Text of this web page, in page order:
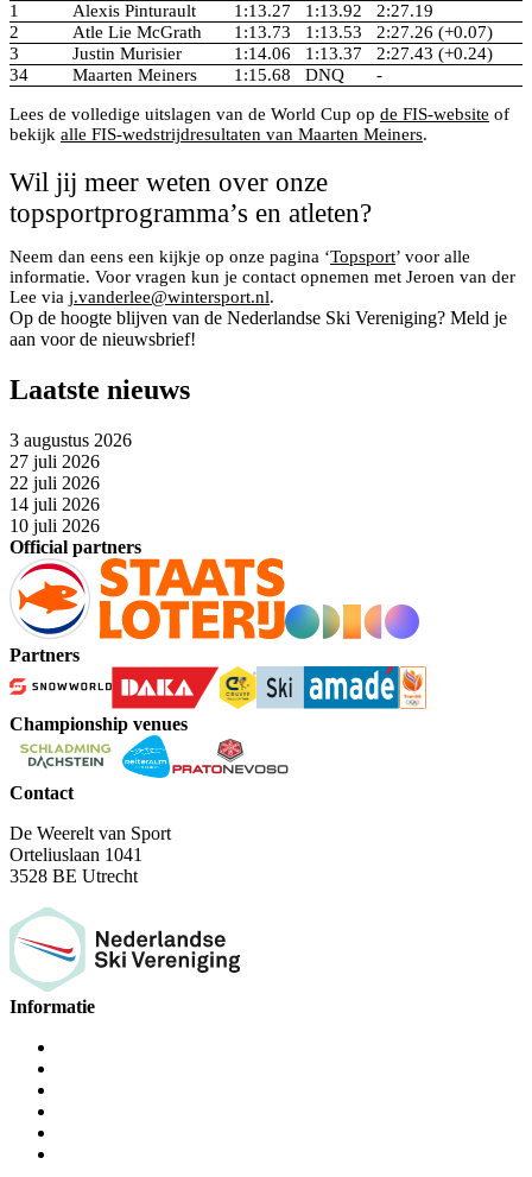
1
Alexis Pinturault 1:13.27 1:13.92
2:27.19
2
Atle Lie McGrath 1:13.73 1:13.53
2:27.26 (+0.07)
3
Justin Murisier 1:14.06 1:13.37
2:27.43 (+0.24)
34
Maarten Meiners 1:15.68 DNQ -
Lees de volledige uitslagen van de World Cup op de FIS-website of
bekijk alle FIS-wedstrijdresultaten van Maarten Meiners.
Wil jij meer weten over onze
topsportprogramma’s en atleten?
Neem dan eens een kijkje op onze pagina ‘Topsport’ voor alle
informatie. Voor vragen kun je contact opnemen met Jeroen van der
Lee via j.vanderlee@wintersport.nl.
Op de hoogte blijven van de Nederlandse Ski Vereniging? Meld je
aan voor de nieuwsbrief!
Laatste nieuws
3 augustus 2026
27 juli 2026
22 juli 2026
14 juli 2026
10 juli 2026
Official partners
Partners
Championship venues
Contact
De Weerelt van Sport
Orteliuslaan 1041
3528 BE Utrecht
Informatie